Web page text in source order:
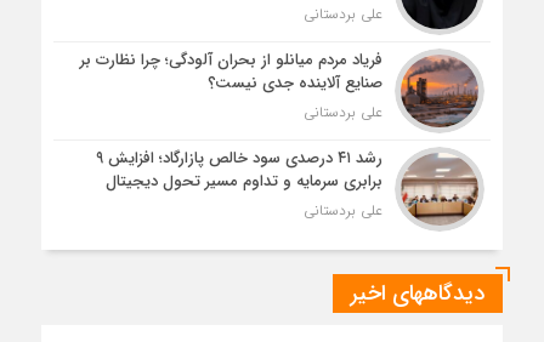
علی بردستانی
فریاد مردم میانلو از بحران آلودگی؛ چرا نظارت بر
صنایع آلاینده جدی نیست؟
علی بردستانی
رشد ۴۱ درصدی سود خالص پازارگاد؛ افزایش ۹
برابری سرمایه و تداوم مسیر تحول دیجیتال
علی بردستانی
دیدگاههای اخیر